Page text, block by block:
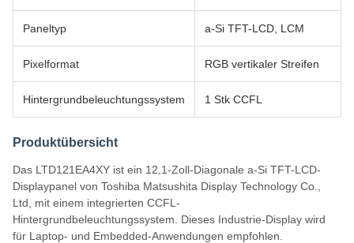
Paneltyp a-Si TFT-LCD, LCM
Pixelformat RGB vertikaler Streifen
Hintergrundbeleuchtungssystem 1 Stk CCFL
Produktübersicht
Das LTD121EA4XY ist ein 12,1-Zoll-Diagonale a-Si TFT-LCD-
Displaypanel von Toshiba Matsushita Display Technology Co.,
Ltd, mit einem integrierten CCFL-
Hintergrundbeleuchtungssystem. Dieses Industrie-Display wird
für Laptop- und Embedded-Anwendungen empfohlen.